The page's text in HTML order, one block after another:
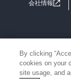
ミステリー
会社情報
Copyright 2017
Information on
By clicking
cookies on your
site usage, and